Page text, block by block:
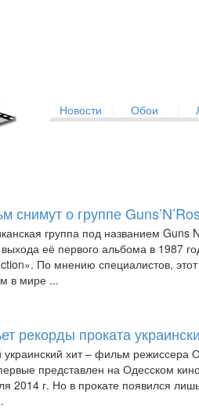
Новости Обои
о группе
группа под названием Guns
её первого альбома в 1987
По мнению специалистов,
в мире ...
рекорды проката
украинский хит – фильм режиссера
представлен на Одесском
2014 г. Но в прокате появился